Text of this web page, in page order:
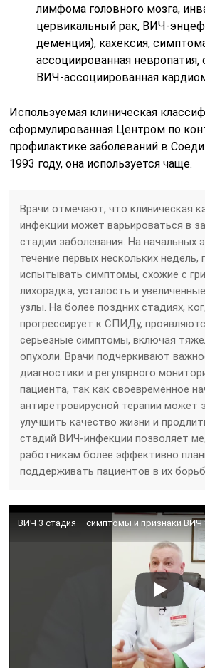
лимфома головного мозга,
цервикальный рак, ВИЧ-
деменция), кахексия,
ассоциированная
ВИЧ-ассоциированная
Используемая клиническая
сформулированная Центром по
профилактике заболеваний в
1993 году, она используется чаще.
Врачи отмечают, что клиническая
инфекции может варьироваться в
стадии заболевания. На начальных
течение первых нескольких недель,
испытывать симптомы, схожие с
лихорадка, усталость и
узлы. На более поздних стадиях,
прогрессирует к СПИДу,
серьезные симптомы, включая
опухоли. Врачи подчеркивают
диагностики и регулярного
пациента, так как своевременное
антиретровирусной терапии может
улучшить качество жизни и
стадий ВИЧ-инфекции позволяет
работникам более эффективно
поддерживать пациентов в их
ВИЧ 3 стадия – симптомы и признаки ВИЧ